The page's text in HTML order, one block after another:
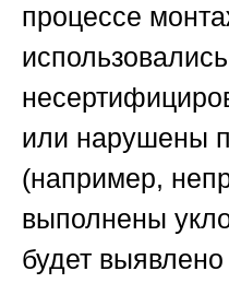
процессе
использовались
или нарушены
(например,
выполнены
будет